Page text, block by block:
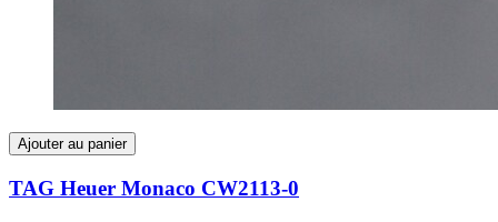
Ajouter au panier
TAG Heuer Monaco CW2113-0